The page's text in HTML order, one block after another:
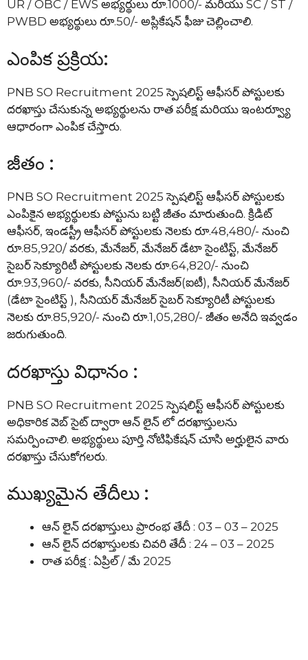
UR / OBC / EWS అభ్యర్థులు రూ.1000/- మరియు SC / ST /
PWBD అభ్యర్థులు రూ.50/- అప్లికేషన్ ఫీజు చెల్లించాలి.
ఎంపిక ప్రక్రియ:
PNB SO Recruitment 2025 స్పెషలిస్ట్ ఆఫీసర్ పోస్టులకు
దరఖాస్తు చేసుకున్న అభ్యర్థులను రాత పరీక్ష మరియు ఇంటర్వ్యూ
ఆధారంగా ఎంపిక చేస్తారు.
జీతం :
PNB SO Recruitment 2025 స్పెషలిస్ట్ ఆఫీసర్ పోస్టులకు
ఎంపికైన అభ్యర్థులకు పోస్టును బట్టి జీతం మారుతుంది. క్రిడిట్
ఆఫీసర్, ఇండస్ట్రీ ఆఫీసర్ పోస్టులకు నెలకు రూ.48,480/- నుంచి
రూ.85,920/ వరకు, మేనేజర్, మేనేజర్ డేటా సైంటిస్ట్, మేనేజర్
సైబర్ సెక్యూరిటీ పోస్టులకు నెలకు రూ.64,820/- నుంచి
రూ.93,960/- వరకు, సీనియర్ మేనేజర్(ఐటీ), సీనియర్ మేనేజర్
(డేటా సైంటిస్ట్ ), సీనియర్ మేనేజర్ సైబర్ సెక్యూరిటీ పోస్టులకు
నెలకు రూ.85,920/- నుంచి రూ.1,05,280/- జీతం అనేది ఇవ్వడం
జరుగుతుంది.
దరఖాస్తు విధానం :
PNB SO Recruitment 2025 స్పెషలిస్ట్ ఆఫీసర్ పోస్టులకు
అధికారిక వెబ్ సైట్ ద్వారా ఆన్ లైన్ లో దరఖాస్తులను
సమర్పించాలి. అభ్యర్థులు పూర్తి నోటిఫికేషన్ చూసి అర్హులైన వారు
దరఖాస్తు చేసుకోగలరు.
ముఖ్యమైన తేదీలు :
ఆన్ లైన్ దరఖాస్తులు ప్రారంభ తేదీ : 03 – 03 – 2025
ఆన్ లైన్ దరఖాస్తులకు చివరి తేదీ : 24 – 03 – 2025
రాత పరీక్ష : ఏప్రిల్ / మే 2025